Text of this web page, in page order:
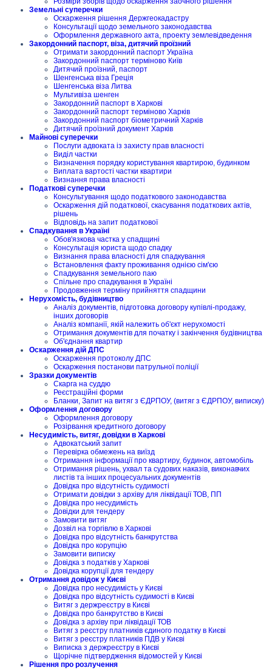
Земельні суперечки
Оскарження рішення Держгеокадастру
Консультації щодо земельного законодавства
Оформлення державного акта, проекту землевідведення
Закордонний паспорт, віза, дитячий проїзний
Отримати закордонний паспорт Україна
Закордонний паспорт терміново Київ
Дитячий проїзний, паспорт
Шенгенська віза Греція
Шенгенська віза Литва
Мультивіза шенген
Закордонний паспорт в Харкові
Закордонний паспорт терміново Харків
Закордонний паспорт біометричний Харків
Дитячий проїзний документ Харків
Майнові суперечки
Послуги адвоката із захисту прав власності
Виділ частки
Визначення порядку користування квартирою, будинком
Виплата вартості частки квартири
Визнання права власності
Податкові суперечки
Консультування щодо податкового законодавства
Оскарження дій податкової, скасування податкових актів,
рішень
Відповідь на запит податкової
Спадкування в Україні
Обов'язкова частка у спадщині
Консультація юриста щодо спадку
Визнання права власності для спадкування
Встановлення факту проживання однією сім'єю
Спадкування земельного паю
Спільне про спадкування в Україні
Продовження терміну прийняття спадщини
Нерухомість, будівництво
Аналіз документів, підготовка договору купівлі-продажу,
інших договорів
Аналіз компанії, якій належить об'єкт нерухомості
Отримання документів для початку і закінчення будівництва
Об'єднання квартир
Оскарження дій ДПС
Оскарження протоколу ДПС
Оскарження постанови патрульної поліції
Зразки документів
Скарга на суддю
Реєстраційні форми
Бланки, Запит на витяг з ЄДРПОУ, (витяг з ЄДРПОУ, виписку)
Оформлення договору
Оформлення договору
Розірвання кредитного договору
Несудимість, витяг, довідки в Харкові
Адвокатський запит
Перевірка обмежень на виїзд
Отримання інформації про квартиру, будинок, автомобіль
Отримання рішень, ухвал та судових наказів, виконавчих
листів та інших процесуальних документів
Довідка про відсутність судимості
Отримати довідки з архіву для ліквідації ТОВ, ПП
Довідка про несудимість
Довідки для тендеру
Замовити витяг
Дозвіл на торгівлю в Харкові
Довідка про відсутність банкрутства
Довідка про корупцію
Замовити виписку
Довідка з податків у Харкові
Довідка корупції для тендеру
Отримання довідок у Києві
Довідка про несудимість у Києві
Довідка про відсутність судимості в Києві
Витяг з держреєстру в Києві
Довідка про банкрутство в Києві
Довідка з архіву при ліквідації ТОВ
Витяг з реєстру платників єдиного податку в Києві
Витяг з реєстру платників ПДВ у Києві
Виписка з держреєстру в Києві
Щорічне підтвердження відомостей у Києві
Рішення про розлучення